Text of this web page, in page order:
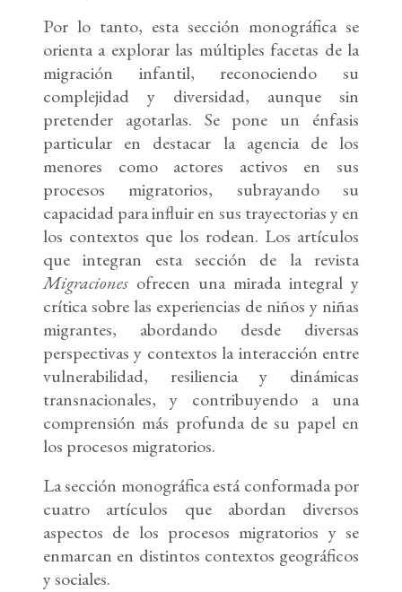
Por lo tanto, esta sección monográfica se
orienta a explorar las múltiples facetas de la
migración infantil, reconociendo su
complejidad y diversidad, aunque sin
pretender agotarlas. Se pone un énfasis
particular en destacar la agencia de los
menores como actores activos en sus
procesos migratorios, subrayando su
capacidad para influir en sus trayectorias y en
los contextos que los rodean. Los artículos
que integran esta sección de la revista
Migraciones ofrecen una mirada integral y
crítica sobre las experiencias de niños y niñas
migrantes, abordando desde diversas
perspectivas y contextos la interacción entre
vulnerabilidad, resiliencia y dinámicas
transnacionales, y contribuyendo a una
comprensión más profunda de su papel en
los procesos migratorios.
La sección monográfica está conformada por
cuatro artículos que abordan diversos
aspectos de los procesos migratorios y se
enmarcan en distintos contextos geográficos
y sociales.